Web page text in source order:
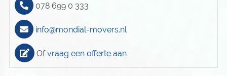
078 699 0 333
info@mondial-movers.nl
Ofvraag een offerte aan